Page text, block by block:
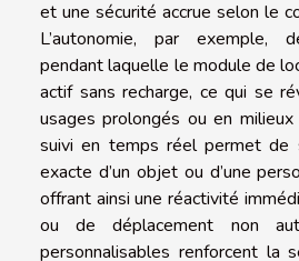
et une sécurité accrue selon le
L’autonomie, par exemple,
pendant laquelle le module de
actif sans recharge, ce qui se
usages prolongés ou en milieux
suivi en temps réel permet de
exacte d’un objet ou d’une
offrant ainsi une réactivité
ou de déplacement non
personnalisables renforcent la